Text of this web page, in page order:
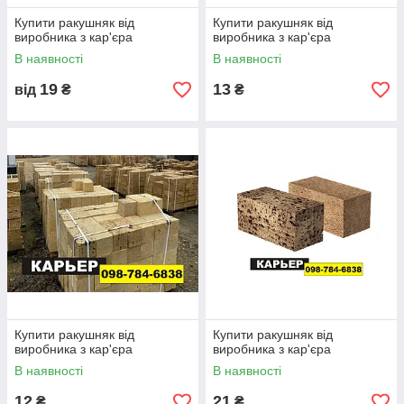
Ціни на ракушняк Одеса за штуку за Кубна
13.02.2025
Вид
яка
(мм)
Вага
Кількіст
Стінови
й
М-15
199х190
х390
1700 шт.
грн.за
штуку
— 1400
грн/м.
за куб
х390
грн.за
штуку
—
Купити ракушняк від
виробника з кар'єра
В наявності
від 19 ₴
Купити ракушняк від
виробника з кар'єра
В наявності
13 ₴
Купити ракушняк від
виробника з кар'єра
В наявності
Купити ракушняк від
виробника з кар'єра
В наявності